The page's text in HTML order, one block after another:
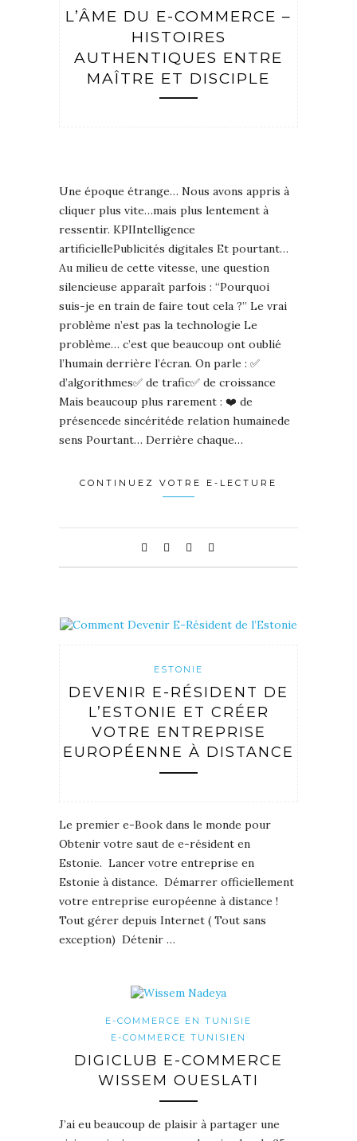
L’ÂME DU E-COMMERCE –
HISTOIRES
AUTHENTIQUES ENTRE
MAÎTRE ET DISCIPLE
Une époque étrange… Nous avons appris à
cliquer plus vite…mais plus lentement à
ressentir. KPIIntelligence
artificiellePublicités digitales Et pourtant…
Au milieu de cette vitesse, une question
silencieuse apparaît parfois : “Pourquoi
suis-je en train de faire tout cela ?” Le vrai
problème n’est pas la technologie Le
problème… c’est que beaucoup ont oublié
l’humain derrière l’écran. On parle : ✅
d’algorithmes✅ de trafic✅ de croissance
Mais beaucoup plus rarement : ❤️ de
présencede sincéritéde relation humainede
sens Pourtant… Derrière chaque…
CONTINUEZ VOTRE E-LECTURE
ESTONIE
DEVENIR E-RÉSIDENT DE
L’ESTONIE ET CRÉER
VOTRE ENTREPRISE
EUROPÉENNE À DISTANCE
Le premier e-Book dans le monde pour
Obtenir votre saut de e-résident en
Estonie. Lancer votre entreprise en
Estonie à distance. Démarrer officiellement
votre entreprise européenne à distance !
Tout gérer depuis Internet ( Tout sans
exception) Détenir …
E-COMMERCE EN TUNISIE
E-COMMERCE TUNISIEN
DIGICLUB E-COMMERCE
WISSEM OUESLATI
J’ai eu beaucoup de plaisir à partager une